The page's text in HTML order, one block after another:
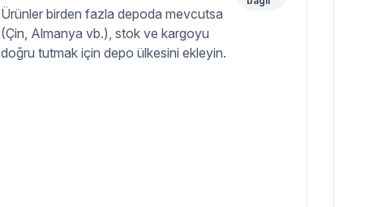
Ürünler birden fazla depoda mevcutsa
(Çin, Almanya vb.), stok ve kargoyu
doğru tutmak için depo ülkesini ekleyin.